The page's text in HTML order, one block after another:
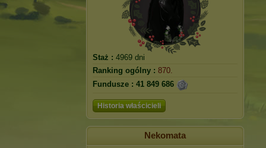
Staż : 4969 dni
Ranking ogólny : 870.
Fundusze : 41 849 686
Historia właścicieli
Nekomata